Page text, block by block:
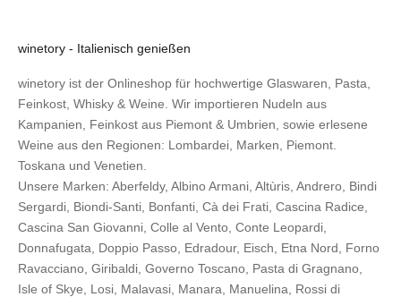
winetory - Italienisch genießen
winetory ist der Onlineshop für hochwertige Glaswaren, Pasta,
Feinkost, Whisky & Weine. Wir importieren Nudeln aus
Kampanien, Feinkost aus Piemont & Umbrien, sowie erlesene
Weine aus den Regionen: Lombardei, Marken, Piemont.
Toskana und Venetien.
Unsere Marken: Aberfeldy, Albino Armani Altùris Andrero Bindi
Sergardi Biondi-Santi Bonfanti Cà dei Frati Cascina Radice
Cascina San Giovanni Colle al Vento Conte Leopardi
Donnafugata
Doppio Passo Edradour, Eisch Etna Nord
Forno
Ravacciano Giribaldi Governo Toscano Pasta di Gragnano
Isle of Skye
Losi Malavasi Manara Manuelina Rossi di